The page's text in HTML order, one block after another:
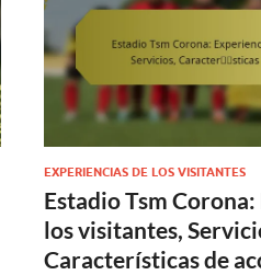
EXPERIENCIAS DE LOS VISITANTES
Estadio Tsm
los visitantes,
Características de